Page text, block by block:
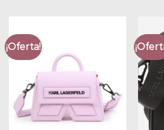
¡Oferta!